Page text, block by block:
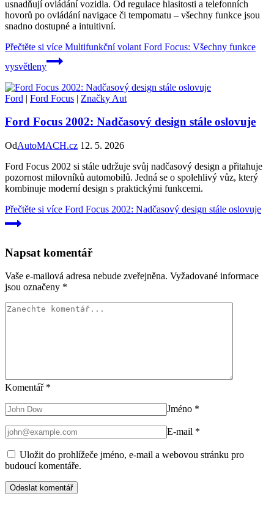
usnadňují ovládání vozidla. Od regulace hlasitosti a telefonních
hovorů po ovládání navigace či tempomatu – všechny funkce jsou
snadno dostupné a intuitivní.
Přečtěte si více Multifunkční volant Ford Focus: Všechny funkce
vysvětleny
Ford | Ford Focus | Značky Aut
Ford Focus 2002: Nadčasový design stále oslovuje
OdAutoMACH.cz 12. 5. 2026
Ford Focus 2002 si stále udržuje svůj nadčasový design a přitahuje
pozornost milovníků automobilů. Jedná se o spolehlivý vůz, který
kombinuje moderní design s praktickými funkcemi.
Přečtěte si více Ford Focus 2002: Nadčasový design stále oslovuje
Napsat komentář
Vaše e-mailová adresa nebude zveřejněna. Vyžadované informace
jsou označeny *
Komentář *
Jméno *
E-mail *
Uložit do prohlížeče jméno, e-mail a webovou stránku pro
budoucí komentáře.